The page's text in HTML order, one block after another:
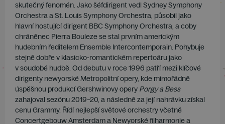
skutečný fenomén. Jako šéfdirigent vedl Sydney Symphony
Orchestra a St. Louis Symphony Orchestra, působil jako
hlavní hostující dirigent BBC Symphony Orchestra, a coby
chráněnec Pierra Bouleze se stal prvním americkým
hudebním ředitelem Ensemble Intercontemporain. Pohybuje
stejně dobře v klasicko-romantickém repertoáru jako
v soudobé hudbě. Od debutu v roce 1996 patří mezi klíčové
dirigenty newyorské Metropolitní opery, kde mimořádně
úspěšnou produkcí Gershwinovy opery Porgy a Bess
zahajoval sezónu 2019–20, a následně za její nahrávku získal
cenu Grammy. Řídí nejlepší světové orchestry včetně
Concertgebouw Amsterdam a Newyorské filharmonie a